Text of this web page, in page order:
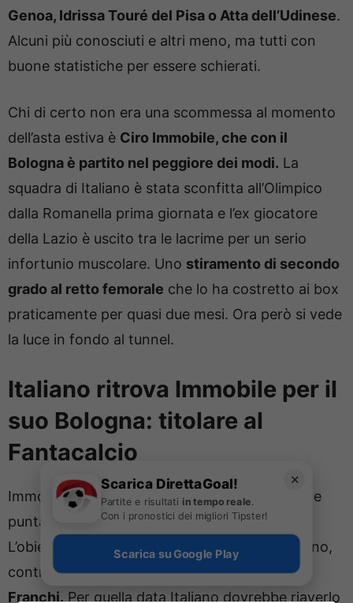
Genoa, Idrissa Touré del Pisa o Atta dell’Udinese.
Alcuni più conosciuti e altri meno, ma tutti con
buone statistiche per essere schierati.
Chi di certo non era una scommessa al momento
dell’asta estiva è Ciro Immobile, che con il
Bologna è partito nel peggiore dei modi. La
squadra di Italiano è stata sconfitta all’Olimpico
dalla Romanella prima giornata e l’ex giocatore
della Lazio è uscito tra le lacrime per un serio
infortunio muscolare. Uno stiramento di secondo
grado al retto femorale che lo ha costretto ai box
praticamente per quasi due mesi. Ora però si vede
la luce in fondo al tunnel.
Italiano ritrova Immobile per il
suo Bologna: titolare al
Fantacalcio
Immobile ha ripreso ad allenarsi con il pallone e
punta al rientro dopo la sosta per le nazionali.
L’obiettivo più concreto è il derby dell’Appennino,
contro laFiorentina, il prossimo26 ottobre al
Franchi. Per quella data Italiano dovrebbe riaverlo
✕
Scarica DirettaGoal!
Partite e risultati in tempo reale.
Con i pronostici dei migliori Tipster!
Scarica su Google Play